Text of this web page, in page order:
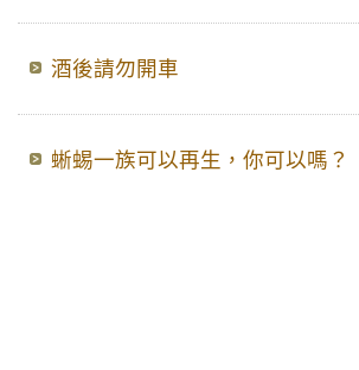
酒後請勿開車
蜥蜴一族可以再生，你可以嗎？